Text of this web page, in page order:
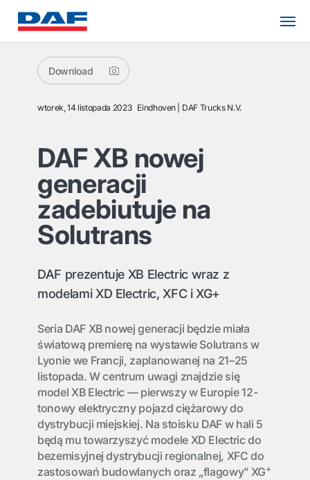
Download
wtorek, 14 listopada 2023 Eindhoven DAF Trucks N.V.
DAF XB nowej
generacji
zadebiutuje na
Solutrans
DAF prezentuje XB Electric wraz z
modelami XD Electric, XFC i XG+
Seria DAF XB nowej generacji będzie miała
światową premierę na wystawie Solutrans w
Lyonie we Francji, zaplanowanej na 21–25
listopada. W centrum uwagi znajdzie się
model XB Electric — pierwszy w Europie 12-
tonowy elektryczny pojazd ciężarowy do
dystrybucji miejskiej. Na stoisku DAF w hali 5
będą mu towarzyszyć modele XD Electric do
bezemisyjnej dystrybucji regionalnej, XFC do
zastosowań budowlanych oraz „flagowy” XG+